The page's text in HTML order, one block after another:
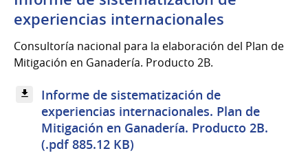
experiencias internacionales
Consultoría nacional para la elaboración del Plan de
Mitigación en Ganadería. Producto 2B.
Informe de sistematización de
experiencias internacionales. Plan de
Mitigación en Ganadería. Producto 2B.
(.pdf 885.12 KB)